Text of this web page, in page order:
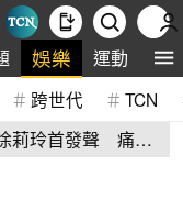
娛樂 運動 全
跨世代 TCN
莉玲首發聲 痛揭